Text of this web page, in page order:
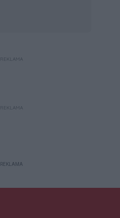
REKLAMA
REKLAMA
REKLAMA